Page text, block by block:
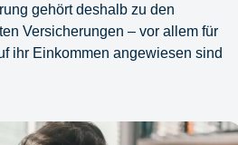
gehört deshalb zu den
Versicherungen – vor allem für
ihr Einkommen angewiesen sind